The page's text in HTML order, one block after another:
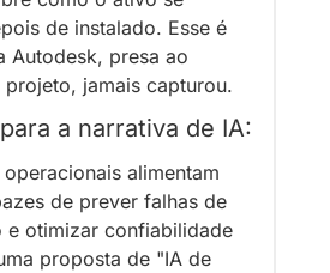
de instalado. Esse é
Autodesk, presa ao
jamais capturou.
a narrativa de IA:
alimentam
de prever falhas de
e otimizar confiabilidade
proposta de "IA de